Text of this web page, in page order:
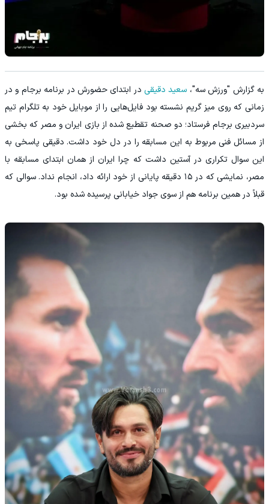
به گزارش "ورزش سه"، سعید دقیقی در ابتدای حضورش در برنامه برجام و در
زمانی که روی میز گریم نشسته بود فایل‌هایی را از موبایل خود به تلگرام تیم
سردبیری برجام فرستاد؛ دو صحنه تقطیع شده از بازی ایران و مصر که بخشی
از مسائل فنی مربوط به این مسابقه را در دل خود داشت. دقیقی پاسخی به
این سوال تکراری در آستین داشت که چرا ایران از همان ابتدای مسابقه با
مصر، نمایشی که در ۱۵ دقیقه پایانی از خود ارائه داد، انجام نداد. سوالی که
قبلاً در همین برنامه هم از سوی جواد خیابانی پرسیده شده بود.